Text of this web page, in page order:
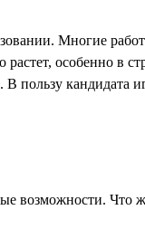
Многие
особенно в
кандидата
возможности.